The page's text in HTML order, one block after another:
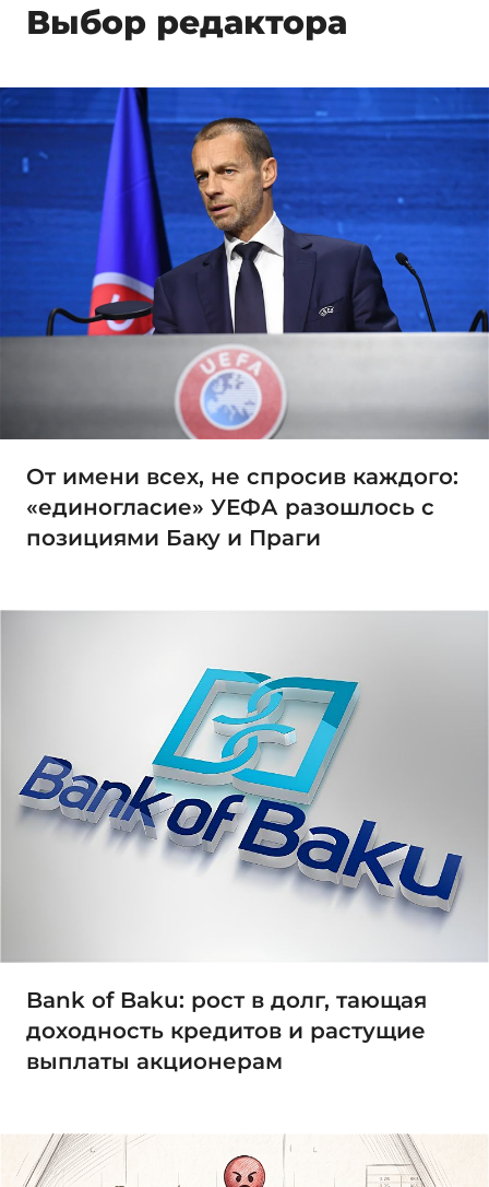
Выбор редактора
От имени всех, не спросив каждого:
«единогласие» УЕФА разошлось с
позициями Баку и Праги
Bank of Baku: рост в долг, тающая
доходность кредитов и растущие
выплаты акционерам